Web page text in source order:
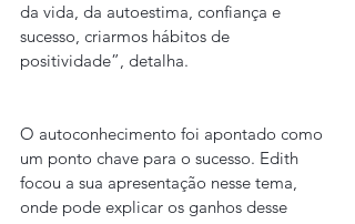
da vida, da autoestima, confiança e
sucesso, criarmos hábitos de
positividade”, detalha.
O autoconhecimento foi apontado como
um ponto chave para o sucesso. Edith
focou a sua apresentação nesse tema,
onde pode explicar os ganhos desse